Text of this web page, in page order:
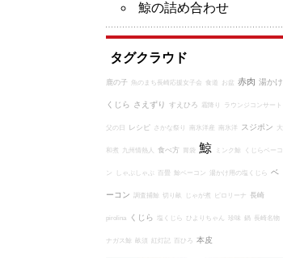
鯨の詰め合わせ
タグクラウド
鹿の子 魚のまち長崎応援女子会 食道 お盆 赤肉 湯かけ
くじら さえずり すえひろ 霜降り ラウンジコンサート
父の日 レシピ さかな祭り 南氷洋産 南氷洋 スジポン 大
和煮 九州情熱人 食べ方 胃袋 鯨 ミンク鯨 くじらベーコ
ン しゃぶしゃぶ 百畳 鯨ベーコン 湯かけ用の塩くじら ベ
ーコン 調査捕鯨 切り畝 じゃが煮 ピロリーナ 長崎
pirolina くじら 塩くじら ひよりちゃん 珍味 鍋 長崎名物
ナガス鯨 畝須 紅灯記 百ひろ 本皮